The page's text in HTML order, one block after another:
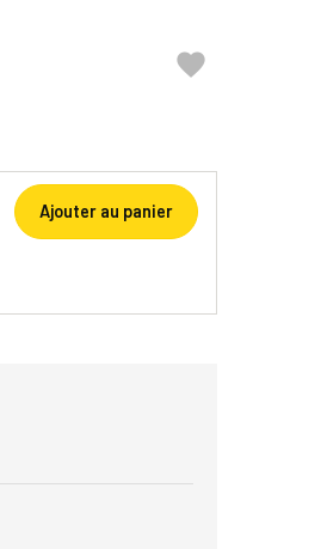

Ajouter au panier